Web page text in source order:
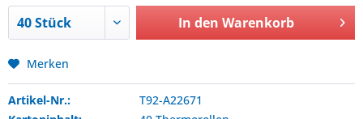
In den Warenkorb
Merken
Artikel-Nr.:
T92-A22671